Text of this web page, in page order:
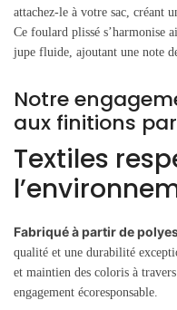
attachez-le à votre sac, créant
Ce foulard plissé s’harmonise
jupe fluide, ajoutant une note
Notre
aux finitions
Textiles
Fabriqué à partir de
qualité et une durabilité
et maintien des coloris à
engagement écoresponsable.